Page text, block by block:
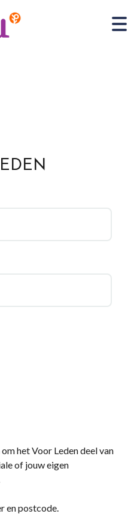
het Voor Leden deel van
of jouw eigen
en postcode.